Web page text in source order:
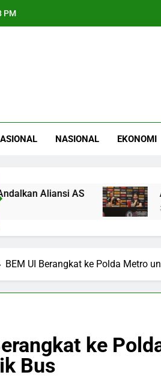
PM
NASIONAL EKONOMI
Aliansi AS
3 Jam
BEM UI Berangkat ke Polda Metro
ke
Bus